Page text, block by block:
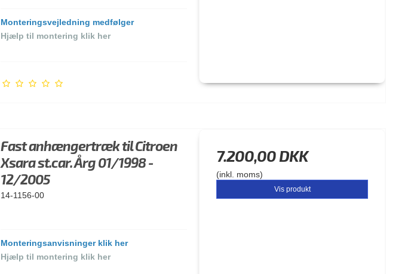
Monteringsvejledning medfølger
Hjælp til montering klik her
Fast anhængertræk til Citroen
Xsara st.car. Årg 01/1998 -
12/2005
14-1156-00
Monteringsanvisninger klik her
Hjælp til montering klik her
7.200,00 DKK
(inkl. moms)
Vis produkt